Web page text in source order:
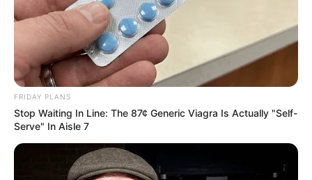
See How The Blue Lagoon Cast Has Changed After
46 Years
BRAINBERRIES
FRIDAY PLANS
Stop Waiting In Line: The 87¢ Generic Viagra Is Actually "Self-
Serve" In Aisle 7